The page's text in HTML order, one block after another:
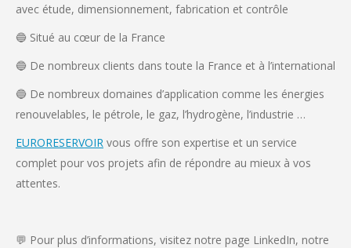
avec étude, dimensionnement, fabrication et contrôle
🔵 Situé au cœur de la France
🔵 De nombreux clients dans toute la France et à l’international
🔵 De nombreux domaines d’application comme les énergies
renouvelables, le pétrole, le gaz, l’hydrogène, l’industrie …
EURORESERVOIR vous offre son expertise et un service
complet pour vos projets afin de répondre au mieux à vos
attentes.
💬 Pour plus d’informations, visitez notre page LinkedIn, notre